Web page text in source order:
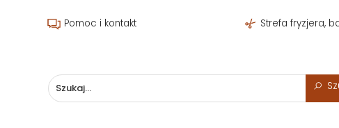
Pomoc i kontakt Strefa fryzjera,